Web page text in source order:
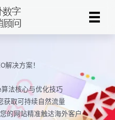
解决方案！
法核心与优化技巧
获取可持续自然流量
的网站精准触达海外客户